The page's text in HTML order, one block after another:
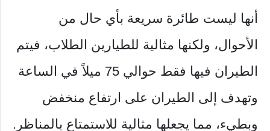
أنها ليست طائرة سريعة بأي حال من
الأحوال، ولكنها مثالية للطيارين الطلاب، فيتم
الطيران فيها فقط حوالي 75 ميلاً في الساعة
وتهدف إلى الطيران على ارتفاع منخفض
وبطيء، مما يجعلها مثالية للاستمتاع بالمناظر.